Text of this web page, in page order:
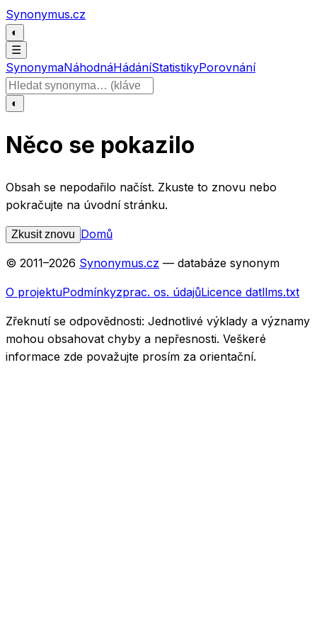
Přeskočit na obsah
Synonymus.cz
◐
☰
SynonymaNáhodnáHádáníStatistikyPorovnání
Hledat slovo
◐
Něco se pokazilo
Obsah se nepodařilo načíst. Zkuste to znovu nebo
pokračujte na úvodní stránku.
Zkusit znovu Domů
© 2011–2026 Synonymus.cz — databáze synonym
O projektuPodmínkyzprac. os. údajůLicence datllms.txt
Zřeknutí se odpovědnosti: Jednotlivé výklady a významy
mohou obsahovat chyby a nepřesnosti. Veškeré
informace zde považujte prosím za orientační.